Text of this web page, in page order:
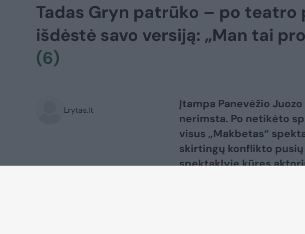
Tadas Gryn patrūko – po teatro
išdėstė savo versiją: „Man tai
(6)
Lrytas.lt
Įtampa Panevėžio
nerimsta. Po netikėto
visus „Makbetas“
skirtingų konflikto
spektaklyje kūręs